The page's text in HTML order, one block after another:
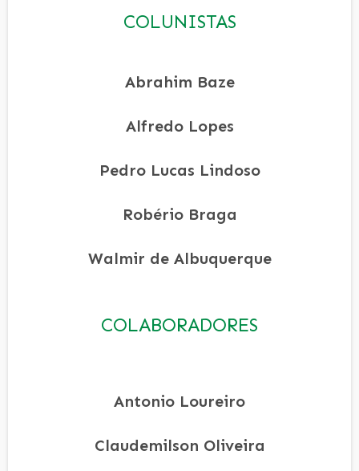
COLUNISTAS
Abrahim Baze
Alfredo Lopes
Pedro Lucas Lindoso
Robério Braga
Walmir de Albuquerque
COLABORADORES
Antonio Loureiro
Claudemilson Oliveira